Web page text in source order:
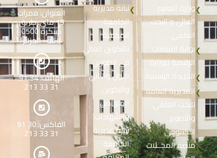
❮وزارة التعليم
العالي و البحث
العلمي
❮بوابة المنصات
الرقمية للوزارة
❮الجريدة الرسمية
❮المديرية العامة
للبحث العلمي
والتطوير
التكنلوجي
❮منصة المجــلات
❮نيابة مديرية
الجامعة
المكلفة
بالتكوين العالي
في الطورين
الأول والثاني
والتكوين
المتواصل
والشهادات
❮نيابة مديرية
الجامعة
العنوان: ممرات
19 ماي. طريق
بسكرة 0500
باتنة- الجزائر
الهاتف: 34 91
31 33 213
الفاكس: 30 91
31 33 213